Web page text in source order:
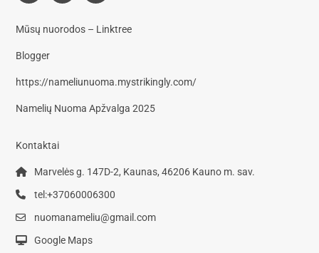
Mūsų nuorodos – Linktree
Blogger
https://nameliunuoma.mystrikingly.com/
Namelių Nuoma Apžvalga 2025
Kontaktai
Marvelės g. 147D-2, Kaunas, 46206 Kauno m. sav.
tel:+37060006300
nuomanameliu@gmail.com
Google Maps